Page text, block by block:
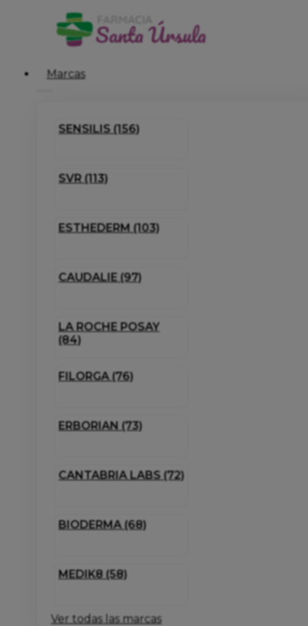
Marcas
SENSILIS (156)
SVR (113)
ESTHEDERM (103)
CAUDALIE (97)
LA ROCHE POSAY
(84)
FILORGA (76)
ERBORIAN (73)
CANTABRIA LABS (72)
BIODERMA (68)
MEDIK8 (58)
Ver todas las marcas